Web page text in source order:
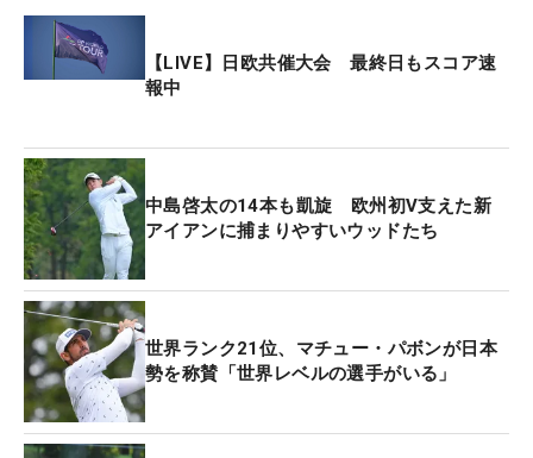
【LIVE】日欧共催大会 最終日もスコア速
報中
中島啓太の14本も凱旋 欧州初V支えた新
アイアンに捕まりやすいウッドたち
世界ランク21位、マチュー・パボンが日本
勢を称賛「世界レベルの選手がいる」